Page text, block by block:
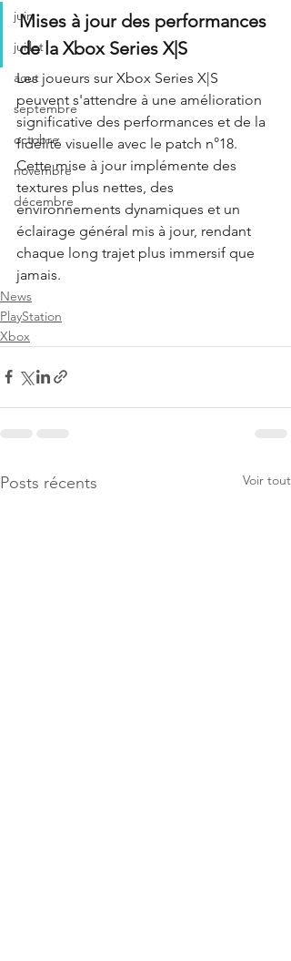
juin
juillet
aout
septembre
octobre
novembre
décembre
Mises à jour des performances
de la Xbox Series X|S
Les joueurs sur Xbox Series X|S
peuvent s'attendre à une amélioration
significative des performances et de la
fidélité visuelle avec le patch n°18.
Cette mise à jour implémente des
textures plus nettes, des
environnements dynamiques et un
éclairage général mis à jour, rendant
chaque long trajet plus immersif que
jamais.
News
PlayStation
Xbox
Posts récents Voir tout